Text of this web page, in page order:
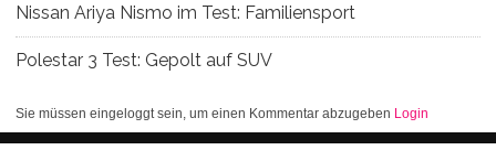
Nissan Ariya Nismo im Test: Familiensport
Polestar 3 Test: Gepolt auf SUV
Sie müssen eingeloggt sein, um einen Kommentar abzugeben Login